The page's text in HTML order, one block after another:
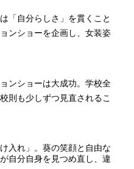
「自分らしさ」を貫くこと
ンショーを企画し、女装姿
ンショーは大成功。学校全
則も少しずつ見直されるこ
入れ」。葵の笑顔と自由な
自分自身を見つめ直し、違